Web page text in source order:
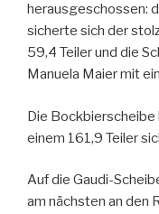
herausgeschossen:
sicherte sich der
59,4 Teiler und die
Manuela Maier mit
Die Bockbierscheibe
einem 161,9 Teiler
Auf die Gaudi-
am nächsten an den